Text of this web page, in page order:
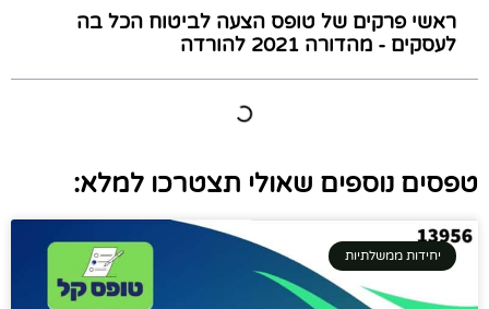
ראשי פרקים של טופס הצעה לביטוח הכל בה
לעסקים - מהדורה 2021 להורדה
טפסים נוספים שאולי תצטרכו למלא:
יחידות ממשלתיות